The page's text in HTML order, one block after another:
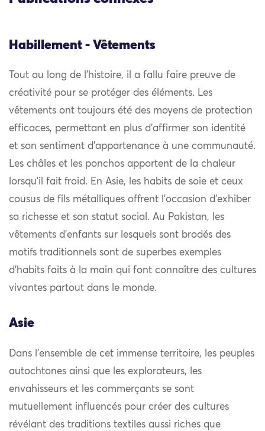
Habillement - Vêtements
Tout au long de l’histoire, il a fallu faire preuve de
créativité pour se protéger des éléments. Les
vêtements ont toujours été des moyens de protection
efficaces, permettant en plus d’affirmer son identité
et son sentiment d’appartenance à une communauté.
Les châles et les ponchos apportent de la chaleur
lorsqu’il fait froid. En Asie, les habits de soie et ceux
cousus de fils métalliques offrent l’occasion d’exhiber
sa richesse et son statut social. Au Pakistan, les
vêtements d’enfants sur lesquels sont brodés des
motifs traditionnels sont de superbes exemples
d’habits faits à la main qui font connaître des cultures
vivantes partout dans le monde.
Asie
Dans l’ensemble de cet immense territoire, les peuples
autochtones ainsi que les explorateurs, les
envahisseurs et les commerçants se sont
mutuellement influencés pour créer des cultures
révélant des traditions textiles aussi riches que